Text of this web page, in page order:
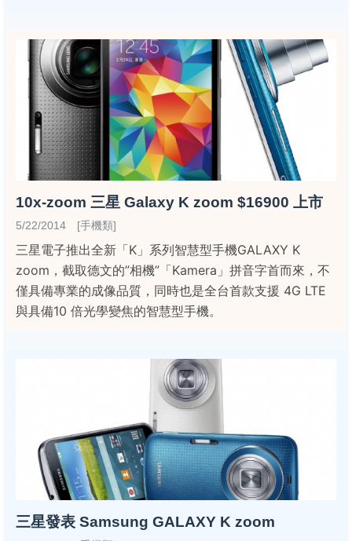
10x-zoom 三星 Galaxy K zoom $16900 上市
5/22/2014 [手機類]
三星電子推出全新「K」系列智慧型手機GALAXY K
zoom，截取德文的”相機”「Kamera」拼音字首而來，不
僅具備專業的成像品質，同時也是全台首款支援 4G LTE
與具備10 倍光學變焦的智慧型手機。
三星發表 Samsung GALAXY K zoom